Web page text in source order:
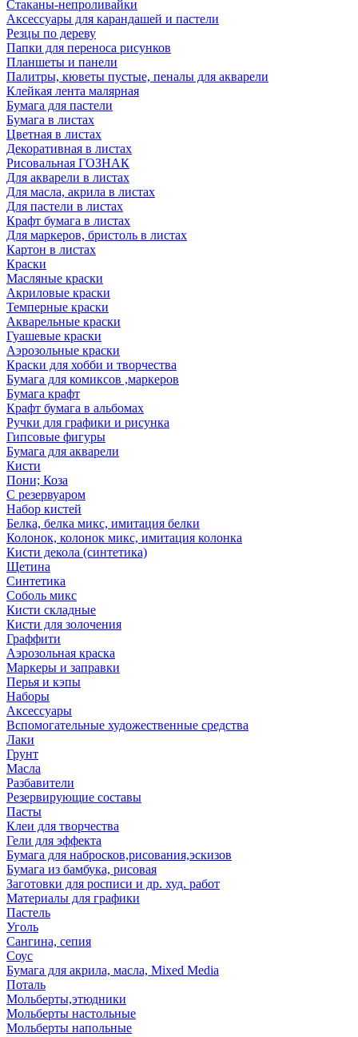
Стаканы-непроливайки
Аксессуары для карандашей и пастели
Резцы по дереву
Папки для переноса рисунков
Планшеты и панели
Палитры, кюветы пустые, пеналы для акварели
Клейкая лента малярная
Бумага для пастели
Бумага в листах
Цветная в листах
Декоративная в листах
Рисовальная ГОЗНАК
Для акварели в листах
Для масла, акрила в листах
Для пастели в листах
Крафт бумага в листах
Для маркеров, бристоль в листах
Картон в листах
Краски
Масляные краски
Акриловые краски
Темперные краски
Акварельные краски
Гуашевые краски
Аэрозольные краски
Краски для хобби и творчества
Бумага для комиксов ,маркеров
Бумага крафт
Крафт бумага в альбомах
Ручки для графики и рисунка
Гипсовые фигуры
Бумага для акварели
Кисти
Пони; Коза
С резервуаром
Набор кистей
Белка, белка микс, имитация белки
Колонок, колонок микс, имитация колонка
Кисти декола (синтетика)
Щетина
Синтетика
Соболь микс
Кисти складные
Кисти для золочения
Граффити
Аэрозольная краска
Маркеры и заправки
Перья и кэпы
Наборы
Аксессуары
Вспомогательные художественные средства
Лаки
Грунт
Масла
Разбавители
Резервирующие составы
Пасты
Клеи для творчества
Гели для эффекта
Бумага для набросков,рисования,эскизов
Бумага из бамбука, рисовая
Заготовки для росписи и др. худ. работ
Материалы для графики
Пастель
Уголь
Сангина, сепия
Соус
Бумага для акрила, масла, Mixed Media
Поталь
Мольберты,этюдники
Мольберты настольные
Мольберты напольные